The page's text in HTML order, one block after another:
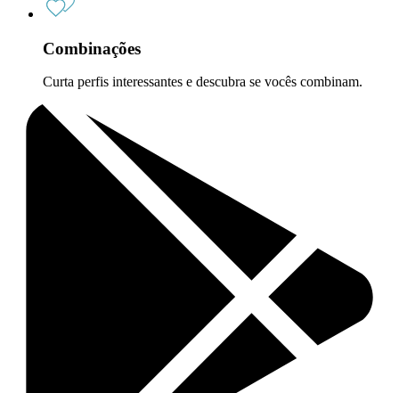
Combinações
Curta perfis interessantes e descubra se vocês combinam.